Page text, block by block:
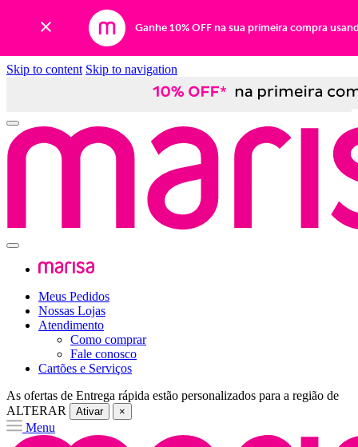
Ganhe 10% OFF na sua primeira compra
Skip to content Skip to navigation
Meus Pedidos
Nossas Lojas
Atendimento
Como comprar
Fale conosco
Cartões e Serviços
As ofertas de Entrega rápida estão personalizados para a região de
ALTERAR
Ativar ×
Menu